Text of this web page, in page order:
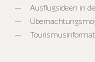
Ausflugsideen in